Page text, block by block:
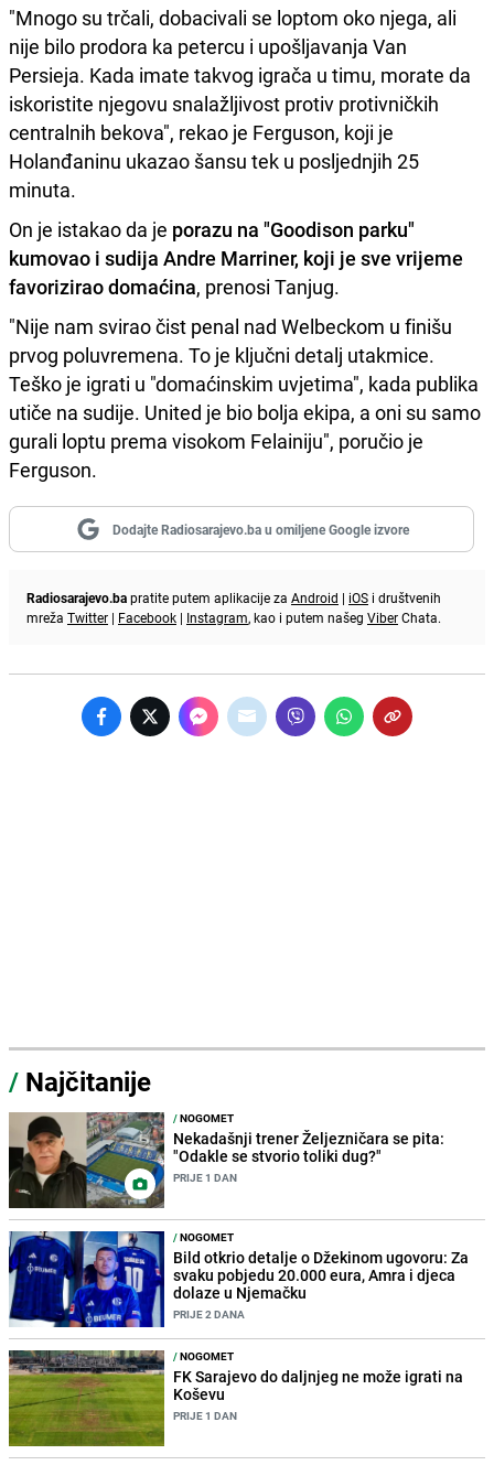
"Mnogo su trčali, dobacivali se loptom oko njega, ali
nije bilo prodora ka petercu i upošljavanja Van
Persieja. Kada imate takvog igrača u timu, morate da
iskoristite njegovu snalažljivost protiv protivničkih
centralnih bekova", rekao je Ferguson, koji je
Holanđaninu ukazao šansu tek u posljednjih 25
minuta.
On je istakao da je porazu na "Goodison parku"
kumovao i sudija Andre Marriner, koji je sve vrijeme
favorizirao domaćina, prenosi Tanjug.
"Nije nam svirao čist penal nad Welbeckom u finišu
prvog poluvremena. To je ključni detalj utakmice.
Teško je igrati u "domaćinskim uvjetima", kada publika
utiče na sudije. United je bio bolja ekipa, a oni su samo
gurali loptu prema visokom Felainiju", poručio je
Ferguson.
Dodajte Radiosarajevo.ba u omiljene Google izvore
Radiosarajevo.bapratite putem aplikacije za Android | iOS i društvenih
mreža Twitter | Facebook | Instagram, kao i putem našeg ViberChata.
/ Najčitanije
/NOGOMET
Nekadašnji trener Željezničara se pita:
"Odakle se stvorio toliki dug?"
PRIJE 1 DAN
/NOGOMET
Bild otkrio detalje o Džekinom ugovoru: Za
svaku pobjedu 20.000 eura, Amra i djeca
dolaze u Njemačku
PRIJE 2 DANA
/NOGOMET
FK Sarajevo do daljnjeg ne može igrati na
Koševu
PRIJE 1 DAN